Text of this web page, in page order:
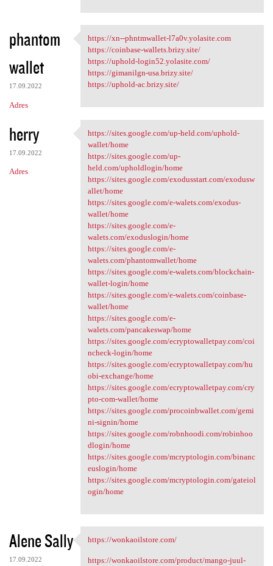
phantom
wallet
17.09.2022
Adres
https://xn--phntmwallet-l7a0v
https://xn--phntmwallet-l7a0v.yolasite.com
https://coinbase-wallets.brizy.site/
https://uphold-login52.yolasite.com/
https://gimanilgn-usa.brizy.site/
https://uphold-ac.brizy.site/
herry
17.09.2022
Adres
https://sites.google.com/up
https://sites.google.com/up-held.com/uphold-
wallet/home
https://sites.google.com/up-
held.com/upholdlogin/home
https://sites.google.com/exodusstart.com/exodusw
allet/home
https://sites.google.com/e-walets.com/exodus-
wallet/home
https://sites.google.com/e-
walets.com/exoduslogin/home
https://sites.google.com/e-
walets.com/phantomwallet/home
https://sites.google.com/e-walets.com/blockchain-
wallet-login/home
https://sites.google.com/e-walets.com/coinbase-
wallet/home
https://sites.google.com/e-
walets.com/pancakeswap/home
https://sites.google.com/ecryptowalletpay.com/coi
ncheck-login/home
https://sites.google.com/ecryptowalletpay.com/hu
obi-exchange/home
https://sites.google.com/ecryptowalletpay.com/cry
pto-com-wallet/home
https://sites.google.com/procoinbwallet.com/gemi
ni-signin/home
https://sites.google.com/robnhoodi.com/robinhoo
dlogin/home
https://sites.google.com/mcryptologin.com/binanc
euslogin/home
https://sites.google.com/mcryptologin.com/gateiol
ogin/home
Alene Sally
17.09.2022
https://wonkaoilstore.com/
https://wonkaoilstore.com/
https://wonkaoilstore.com/product/mango-juul-